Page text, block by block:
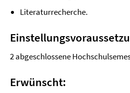
Literaturrecherche.
2 abgeschlossene
Erwünscht: